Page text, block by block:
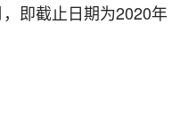
即截止日期为2020年